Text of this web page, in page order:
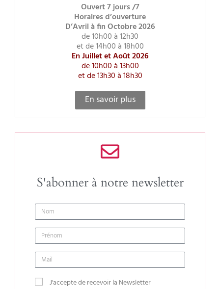
Ouvert 7 jours /7
Horaires d’ouverture
D’Avril à fin Octobre 2026
de 10h00 à 12h30
et de 14h00 à 18h00
En Juillet et Août 2026
de 10h00 à 13h00
et de 13h30 à 18h30
En savoir plus
S'abonner à notre newsletter
J'accepte de recevoir la Newsletter